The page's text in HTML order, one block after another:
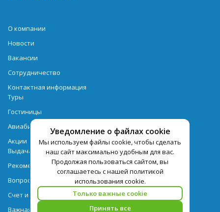
Уведомление о файлах cookie
Мы используем файлы cookie, чтобы сделать
наш сайт максимально удобным для вас.
Продолжая пользоваться сайтом, вы
соглашаетесь с нашей политикой
использования cookie.
Только важные cookie
Принять все
О компании
Новости
Вакансии
Сотрудничество
Контактная информация
Туры
Гостиницы
Авиабилеты
Акции
Выдача документов
Рекомендации
Вопрос-ответ
Счет и оплата
Важная информация по турпродукту